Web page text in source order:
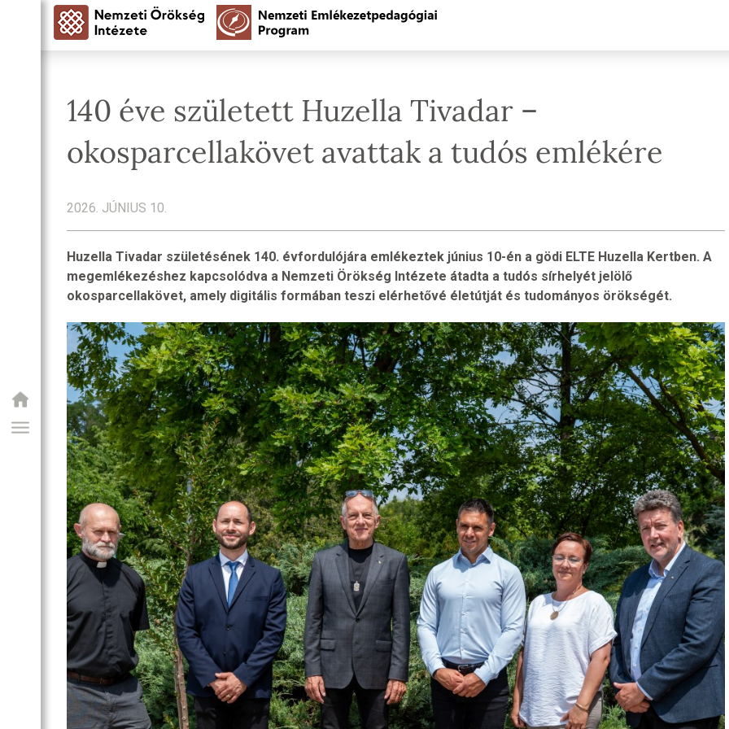
PROGRAM
140 éve született Huzella Tivadar –
okosparcellakövet avattak a tudós emlékére
2026. JÚNIUS 10.
Huzella Tivadar születésének 140. évfordulójára emlékeztek június 10-én a gödi ELTE Huzella Kertben. A
megemlékezéshez kapcsolódva a Nemzeti Örökség Intézete átadta a tudós sírhelyét jelölő
okosparcellakövet, amely digitális formában teszi elérhetővé életútját és tudományos örökségét.